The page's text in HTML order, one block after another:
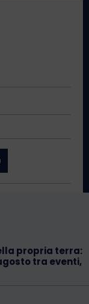
propria terra:
tra eventi,